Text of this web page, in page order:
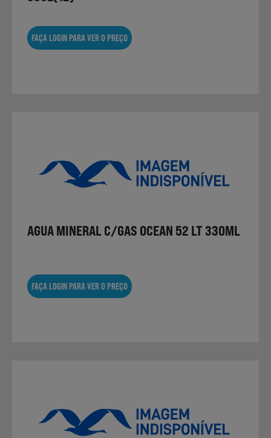
Ração para Animais
FAÇA LOGIN PARA VER O PREÇO
AGUA MINERAL C/GAS OCEAN 52 LT 330ML
FAÇA LOGIN PARA VER O PREÇO